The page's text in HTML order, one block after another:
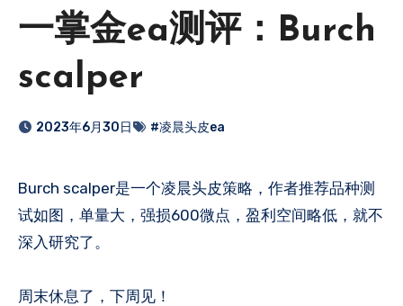
一掌金ea测评：Burch
scalper
2023年6月30日 #凌晨头皮ea
Burch scalper是一个凌晨头皮策略，作者推荐品种测
试如图，单量大，强损600微点，盈利空间略低​，就不
深入研究了。
周末休息了，下周见​！​